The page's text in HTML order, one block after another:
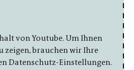
von Youtube. Um Ihnen
zeigen, brauchen wir Ihre
Datenschutz-Einstellungen.